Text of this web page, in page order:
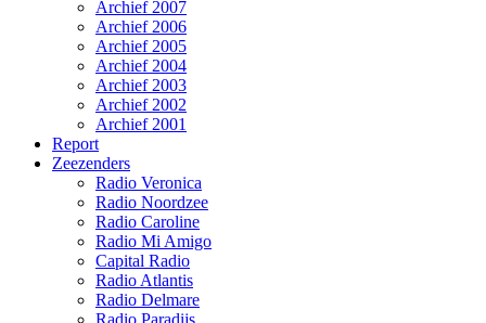
Archief 2007
Archief 2006
Archief 2005
Archief 2004
Archief 2003
Archief 2002
Archief 2001
Report
Zeezenders
Radio Veronica
Radio Noordzee
Radio Caroline
Radio Mi Amigo
Capital Radio
Radio Atlantis
Radio Delmare
Radio Paradijs